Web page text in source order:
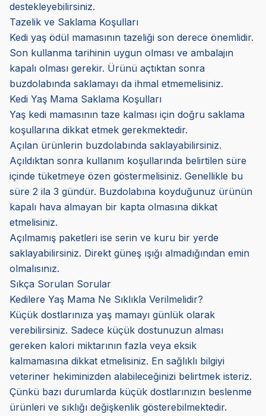
destekleyebilirsiniz.
Tazelik ve Saklama Koşulları
Kedi yaş ödül mamasının tazeliği son derece önemlidir.
Son kullanma tarihinin uygun olması ve ambalajın
kapalı olması gerekir. Ürünü açtıktan sonra
buzdolabında saklamayı da ihmal etmemelisiniz.
Kedi Yaş Mama Saklama Koşulları
Yaş kedi mamasının taze kalması için doğru saklama
koşullarına dikkat etmek gerekmektedir.
Açılan ürünlerin buzdolabında saklayabilirsiniz.
Açıldıktan sonra kullanım koşullarında belirtilen süre
içinde tüketmeye özen göstermelisiniz. Genellikle bu
süre 2 ila 3 gündür. Buzdolabına koyduğunuz ürünün
kapalı hava almayan bir kapta olmasına dikkat
etmelisiniz.
Açılmamış paketleri ise serin ve kuru bir yerde
saklayabilirsiniz. Direkt güneş ışığı almadığından emin
olmalısınız.
Sıkça Sorulan Sorular
Kedilere Yaş Mama Ne Sıklıkla Verilmelidir?
Küçük dostlarınıza yaş mamayı günlük olarak
verebilirsiniz. Sadece küçük dostunuzun alması
gereken kalori miktarının fazla veya eksik
kalmamasına dikkat etmelisiniz. En sağlıklı bilgiyi
veteriner hekiminizden alabileceğinizi belirtmek isteriz.
Çünkü bazı durumlarda küçük dostlarınızın beslenme
ürünleri ve sıklığı değişkenlik gösterebilmektedir.